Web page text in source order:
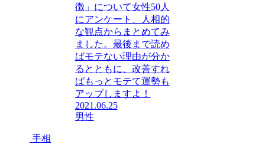
徴」について女性50人
にアンケート、人相的
な観点からまとめてみ
ました。最後まで読め
ばモテない理由が分か
るとともに、改善すれ
ばもっとモテて運勢も
アップしますよ！
2021.06.25
男性
手相